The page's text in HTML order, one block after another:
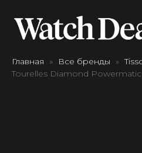
Главная Все бренды
Tourelles Diamond